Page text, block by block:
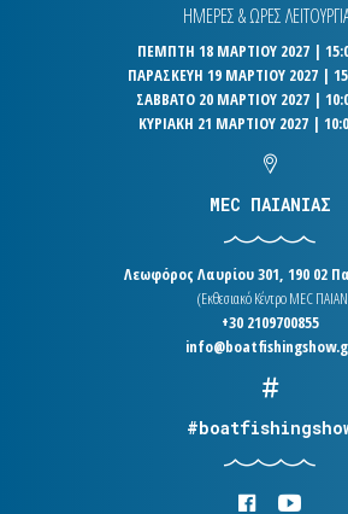
ΗΜΕΡΕΣ & ΩΡΕΣ
ΠΕΜΠΤΗ 18 ΜΑΡΤΙΟΥ 2027 |
ΠΑΡΑΣΚΕΥΗ 19 ΜΑΡΤΙΟΥ 2027 |
ΣΑΒΒΑΤΟ 20 ΜΑΡΤΙΟΥ 2027 |
ΚΥΡΙΑΚΗ 21 ΜΑΡΤΙΟΥ 2027 |
MEC ΠΑΙΑΝΙΑΣ
Λεωφόρος Λαυρίου 301, 190 02
(Εκθεσιακό Κέντρο MEC
+30 2109700855